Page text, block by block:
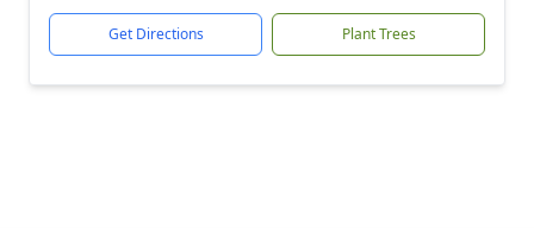
Get Directions Plant Trees